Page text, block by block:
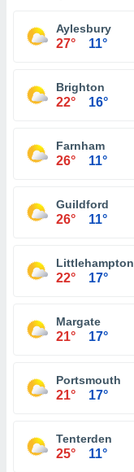
Aylesbury
27° 11°
Brighton
22° 16°
Farnham
26° 11°
Guildford
26° 11°
Littlehampton
22° 17°
Margate
21° 17°
Portsmouth
21° 17°
Tenterden
25° 11°